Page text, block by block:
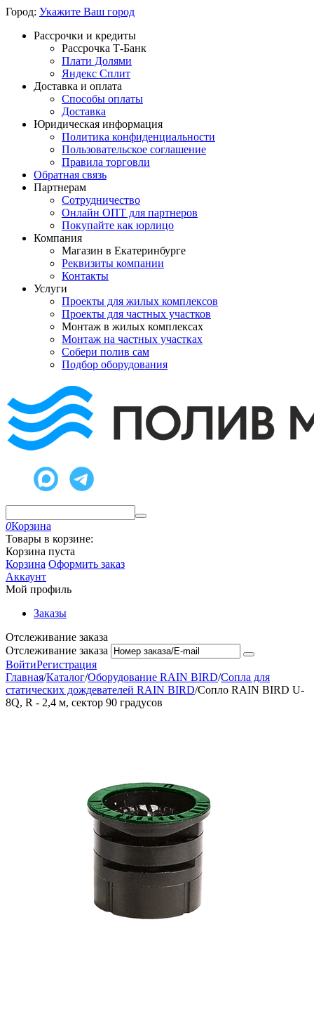
Город: Укажите Ваш город
Рассрочки и кредиты
Рассрочка Т-Банк
Плати Долями
Яндекс Сплит
Доставка и оплата
Способы оплаты
Доставка
Юридическая информация
Политика конфиденциальности
Пользовательское соглашение
Правила торговли
Обратная связь
Партнерам
Сотрудничество
Онлайн ОПТ для партнеров
Покупайте как юрлицо
Компания
Магазин в Екатеринбурге
Реквизиты компании
Контакты
Услуги
Проекты для жилых комплексов
Проекты для частных участков
Монтаж в жилых комплексах
Монтаж на частных участках
Собери полив сам
Подбор оборудования
0Корзина
Товары в корзине:
Корзина пуста
Корзина Оформить заказ
Аккаунт
Мой профиль
Заказы
Отслеживание заказа
Отслеживание заказа
ВойтиРегистрация
Главная/Каталог/Оборудование RAIN BIRD/Сопла для
статических дождевателей RAIN BIRD/Сопло RAIN BIRD U-
8Q, R - 2,4 м, сектор 90 градусов